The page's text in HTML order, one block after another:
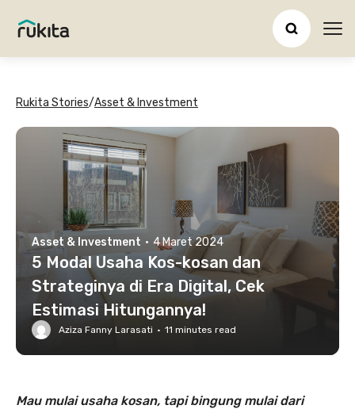
Rukita Stories/Asset & Investment
Asset & Investment · 4 Maret 2024
5 Modal Usaha Kos-kosan dan
Strateginya di Era Digital, Cek
Estimasi Hitungannya!
Aziza Fanny Larasati · 11 minutes read
Mau mulai usaha kosan, tapi bingung mulai dari